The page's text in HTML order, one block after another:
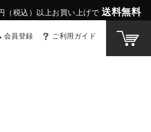
（税込）以上お買い上げで 送料無料
会員登録 ご利用ガイド